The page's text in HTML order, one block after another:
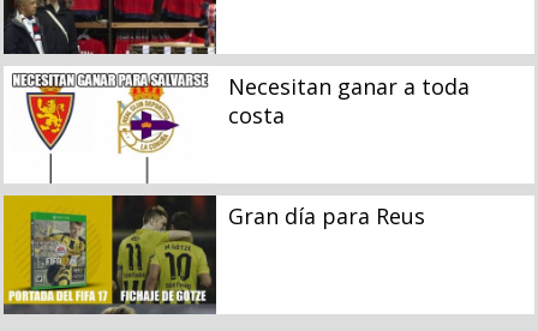
Necesitan ganar a toda
costa
Gran día para Reus